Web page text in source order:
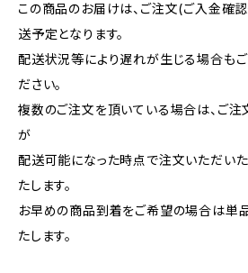
この商品のお届けは、ご注文(ご入金確
送予定となります。
配送状況等により遅れが生じる場合もご
ださい。
複数のご注文を頂いている場合は、ご
が
配送可能になった時点で注文いただい
たします。
お早めの商品到着をご希望の場合は単
たします。